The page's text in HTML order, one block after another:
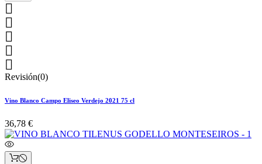





Revisión(0)
Vino Blanco Campo Eliseo Verdejo 2021 75 cl
36,78 €